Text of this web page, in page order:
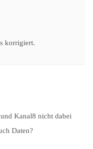
korrigiert.
Kanal8 nicht dabei
Daten?